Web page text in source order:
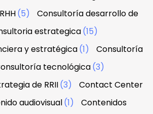
(5)
Consultoría desarrollo de
estrategica(15)
y estratégica(1)
Consultoría
tecnológica(3)
de RRII(3)
Contact Center
audiovisual(1)
Contenidos